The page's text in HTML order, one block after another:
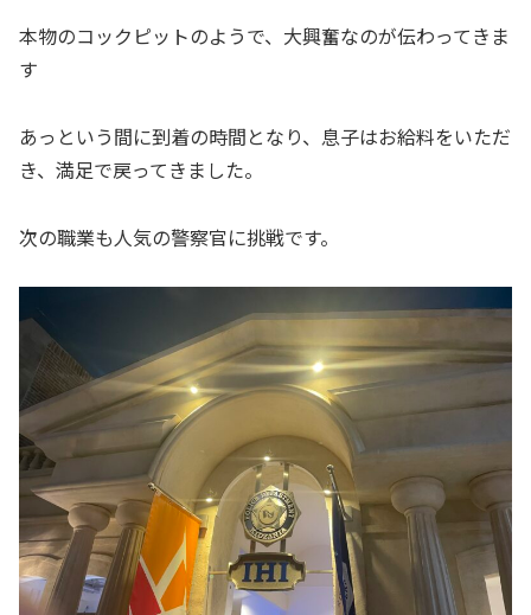
本物のコックピットのようで、大興奮なのが伝わってきま
す
あっという間に到着の時間となり、息子はお給料をいただ
き、満足で戻ってきました。
次の職業も人気の警察官に挑戦です。